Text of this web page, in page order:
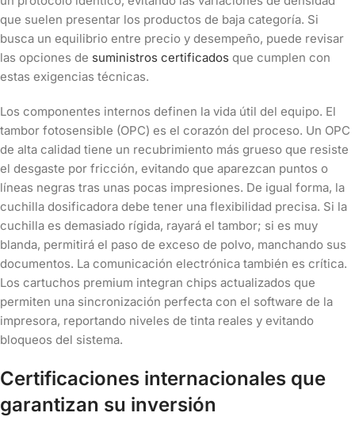
que suelen presentar los productos de baja categoría. Si
busca un equilibrio entre precio y desempeño, puede revisar
las opciones de suministros certificados que cumplen con
estas exigencias técnicas.
Los componentes internos definen la vida útil del equipo. El
tambor fotosensible (OPC) es el corazón del proceso. Un OPC
de alta calidad tiene un recubrimiento más grueso que resiste
el desgaste por fricción, evitando que aparezcan puntos o
líneas negras tras unas pocas impresiones. De igual forma, la
cuchilla dosificadora debe tener una flexibilidad precisa. Si la
cuchilla es demasiado rígida, rayará el tambor; si es muy
blanda, permitirá el paso de exceso de polvo, manchando sus
documentos. La comunicación electrónica también es crítica.
Los cartuchos premium integran chips actualizados que
permiten una sincronización perfecta con el software de la
impresora, reportando niveles de tinta reales y evitando
bloqueos del sistema.
Certificaciones internacionales que
garantizan su inversión